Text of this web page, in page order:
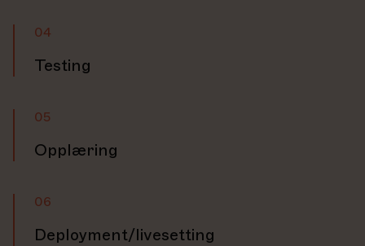
04
Testing
05
Opplæring
06
Deployment/livesetting